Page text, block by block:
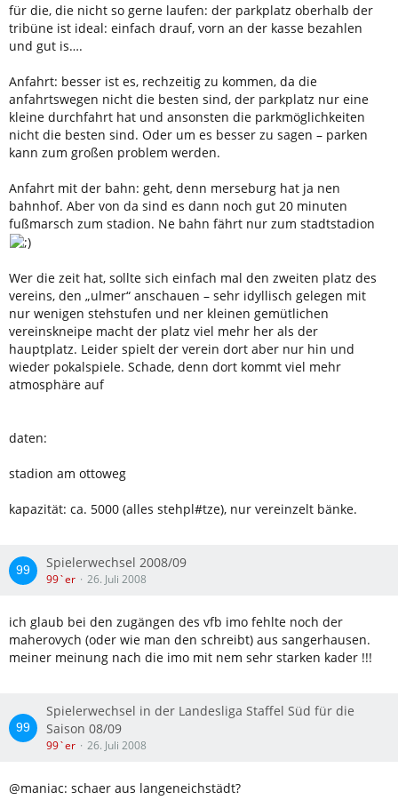
für die, die nicht so gerne laufen: der parkplatz oberhalb der
tribüne ist ideal: einfach drauf, vorn an der kasse bezahlen
und gut is….
Anfahrt: besser ist es, rechzeitig zu kommen, da die
anfahrtswegen nicht die besten sind, der parkplatz nur eine
kleine durchfahrt hat und ansonsten die parkmöglichkeiten
nicht die besten sind. Oder um es besser zu sagen – parken
kann zum großen problem werden.
Anfahrt mit der bahn: geht, denn merseburg hat ja nen
bahnhof. Aber von da sind es dann noch gut 20 minuten
fußmarsch zum stadion. Ne bahn fährt nur zum stadtstadion
Wer die zeit hat, sollte sich einfach mal den zweiten platz des
vereins, den „ulmer“ anschauen – sehr idyllisch gelegen mit
nur wenigen stehstufen und ner kleinen gemütlichen
vereinskneipe macht der platz viel mehr her als der
hauptplatz. Leider spielt der verein dort aber nur hin und
wieder pokalspiele. Schade, denn dort kommt viel mehr
atmosphäre auf
daten:
stadion am ottoweg
kapazität: ca. 5000 (alles stehpl#tze), nur vereinzelt bänke.
Spielerwechsel 2008/09
99`er 26. Juli 2008
ich glaub bei den zugängen des vfb imo fehlte noch der
maherovych (oder wie man den schreibt) aus sangerhausen.
meiner meinung nach die imo mit nem sehr starken kader !!!
Spielerwechsel in der Landesliga Staffel Süd für die
Saison 08/09
99`er 26. Juli 2008
@maniac: schaer aus langeneichstädt?